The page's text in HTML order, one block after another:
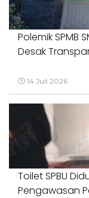
Polemik SPMB
Desak
14 Juli 2026
Toilet SPBU
Pengawasan